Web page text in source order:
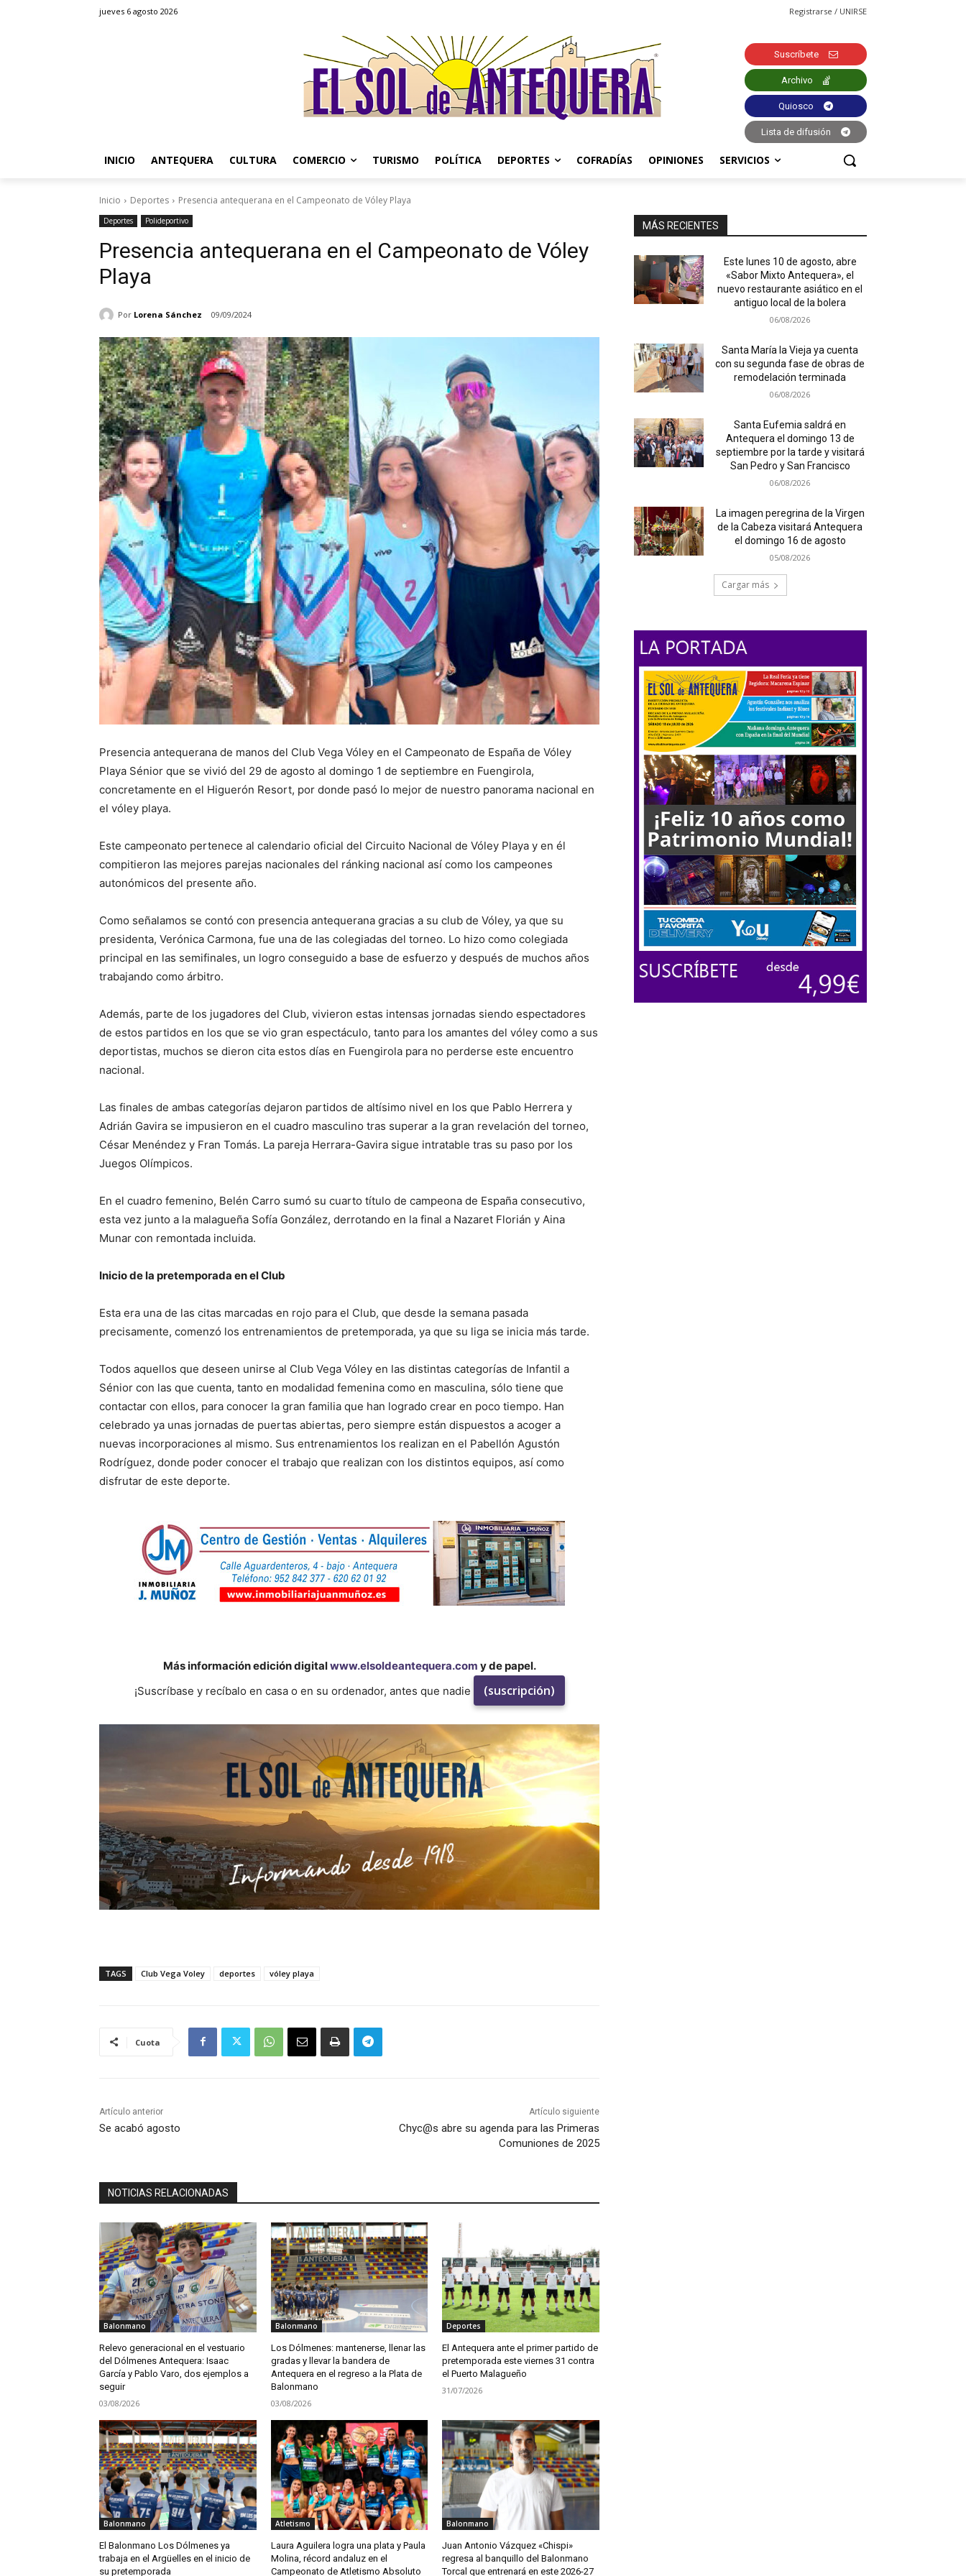
jueves 6 agosto 2026 Registrarse / UNIRSE
Suscríbete
Archivo
Quiosco
Lista de difusión
INICIO ANTEQUERA CULTURA COMERCIO TURISMO POLÍTICA DEPORTES COFRADÍAS OPINIONES SERVICIOS
Inicio Deportes Presencia antequerana en el Campeonato de Vóley Playa
Deportes Polideportivo
Presencia antequerana en el Campeonato de Vóley
Playa
Por Lorena Sánchez 09/09/2024
Presencia antequerana de manos del Club Vega Vóley en el Campeonato de España de Vóley
Playa Sénior que se vivió del 29 de agosto al domingo 1 de septiembre en Fuengirola,
concretamente en el Higuerón Resort, por donde pasó lo mejor de nuestro panorama nacional en
el vóley playa.
Este campeonato pertenece al calendario oficial del Circuito Nacional de Vóley Playa y en él
compitieron las mejores parejas nacionales del ránking nacional así como los campeones
autonómicos del presente año.
Como señalamos se contó con presencia antequerana gracias a su club de Vóley, ya que su
presidenta, Verónica Carmona, fue una de las colegiadas del torneo. Lo hizo como colegiada
principal en las semifinales, un logro conseguido a base de esfuerzo y después de muchos años
trabajando como árbitro.
Además, parte de los jugadores del Club, vivieron estas intensas jornadas siendo espectadores
de estos partidos en los que se vio gran espectáculo, tanto para los amantes del vóley como a sus
deportistas, muchos se dieron cita estos días en Fuengirola para no perderse este encuentro
nacional.
Las finales de ambas categorías dejaron partidos de altísimo nivel en los que Pablo Herrera y
Adrián Gavira se impusieron en el cuadro masculino tras superar a la gran revelación del torneo,
César Menéndez y Fran Tomás. La pareja Herrara-Gavira sigue intratable tras su paso por los
Juegos Olímpicos.
En el cuadro femenino, Belén Carro sumó su cuarto título de campeona de España consecutivo,
esta vez junto a la malagueña Sofía González, derrotando en la final a Nazaret Florián y Aina
Munar con remontada incluida.
Inicio de la pretemporada en el Club
Esta era una de las citas marcadas en rojo para el Club, que desde la semana pasada
precisamente, comenzó los entrenamientos de pretemporada, ya que su liga se inicia más tarde.
Todos aquellos que deseen unirse al Club Vega Vóley en las distintas categorías de Infantil a
Sénior con las que cuenta, tanto en modalidad femenina como en masculina, sólo tiene que
contactar con ellos, para conocer la gran familia que han logrado crear en poco tiempo. Han
celebrado ya unas jornadas de puertas abiertas, pero siempre están dispuestos a acoger a
nuevas incorporaciones al mismo. Sus entrenamientos los realizan en el Pabellón Agustón
Rodríguez, donde poder conocer el trabajo que realizan con los distintos equipos, así como
disfrutar de este deporte.
Más información edición digitalwww.elsoldeantequera.com y de papel.
¡Suscríbase y recíbalo en casa o en su ordenador, antes que nadie
(suscripción)
TAGS Club Vega Voley deportes vóley playa
Cuota
Artículo anterior
Se acabó agosto
Artículo siguiente
Chyc@s abre su agenda para las Primeras
Comuniones de 2025
NOTICIAS RELACIONADAS
Balonmano
Relevo generacional en el vestuario
del Dólmenes Antequera: Isaac
García y Pablo Varo, dos ejemplos a
seguir
03/08/2026
Balonmano
Los Dólmenes: mantenerse, llenar las
gradas y llevar la bandera de
Antequera en el regreso a la Plata de
Balonmano
03/08/2026
Deportes
El Antequera ante el primer partido de
pretemporada este viernes 31 contra
el Puerto Malagueño
31/07/2026
Balonmano
El Balonmano Los Dólmenes ya
trabaja en el Argüelles en el inicio de
su pretemporada
Atletismo
Laura Aguilera logra una plata y Paula
Molina, récord andaluz en el
Campeonato de Atletismo Absoluto
Balonmano
Juan Antonio Vázquez «Chispi»
regresa al banquillo del Balonmano
Torcal que entrenará en este 2026-27
MÁS RECIENTES
Este lunes 10 de agosto, abre
«Sabor Mixto Antequera», el
nuevo restaurante asiático en el
antiguo local de la bolera
06/08/2026
Santa María la Vieja ya cuenta
con su segunda fase de obras de
remodelación terminada
06/08/2026
Santa Eufemia saldrá en
Antequera el domingo 13 de
septiembre por la tarde y visitará
San Pedro y San Francisco
06/08/2026
La imagen peregrina de la Virgen
de la Cabeza visitará Antequera
el domingo 16 de agosto
05/08/2026
Cargar más